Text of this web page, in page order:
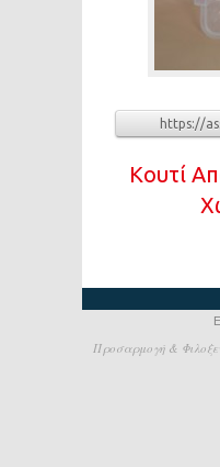
https://
Κουτί
Προσαρμογή &